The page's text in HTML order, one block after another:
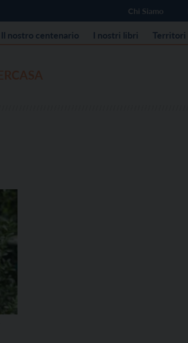
Chi Siamo
Il nostro centenario I nostri libri Territori